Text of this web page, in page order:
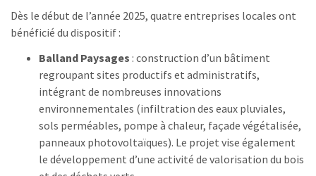
Dès le début de l’année 2025, quatre entreprises locales ont
bénéficié du dispositif :
Balland Paysages : construction d’un bâtiment
regroupant sites productifs et administratifs,
intégrant de nombreuses innovations
environnementales (infiltration des eaux pluviales,
sols perméables, pompe à chaleur, façade végétalisée,
panneaux photovoltaïques). Le projet vise également
le développement d’une activité de valorisation du bois